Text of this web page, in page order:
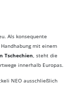
Als konsequente
mit einem
Tschechien , steht die
innerhalb Europas.
NEO ausschließlich